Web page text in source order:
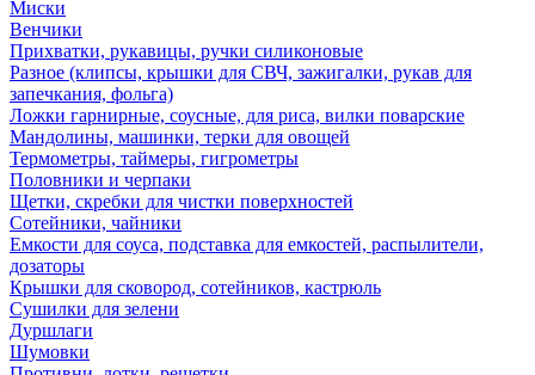
Миски
Венчики
Прихватки, рукавицы, ручки силиконовые
Разное (клипсы, крышки для СВЧ, зажигалки, рукав для
запечкания, фольга)
Ложки гарнирные, соусные, для риса, вилки поварские
Мандолины, машинки, терки для овощей
Термометры, таймеры, гигрометры
Половники и черпаки
Щетки, скребки для чистки поверхностей
Сотейники, чайники
Емкости для соуса, подставка для емкостей, распылители,
дозаторы
Крышки для сковород, сотейников, кастрюль
Сушилки для зелени
Дуршлаги
Шумовки